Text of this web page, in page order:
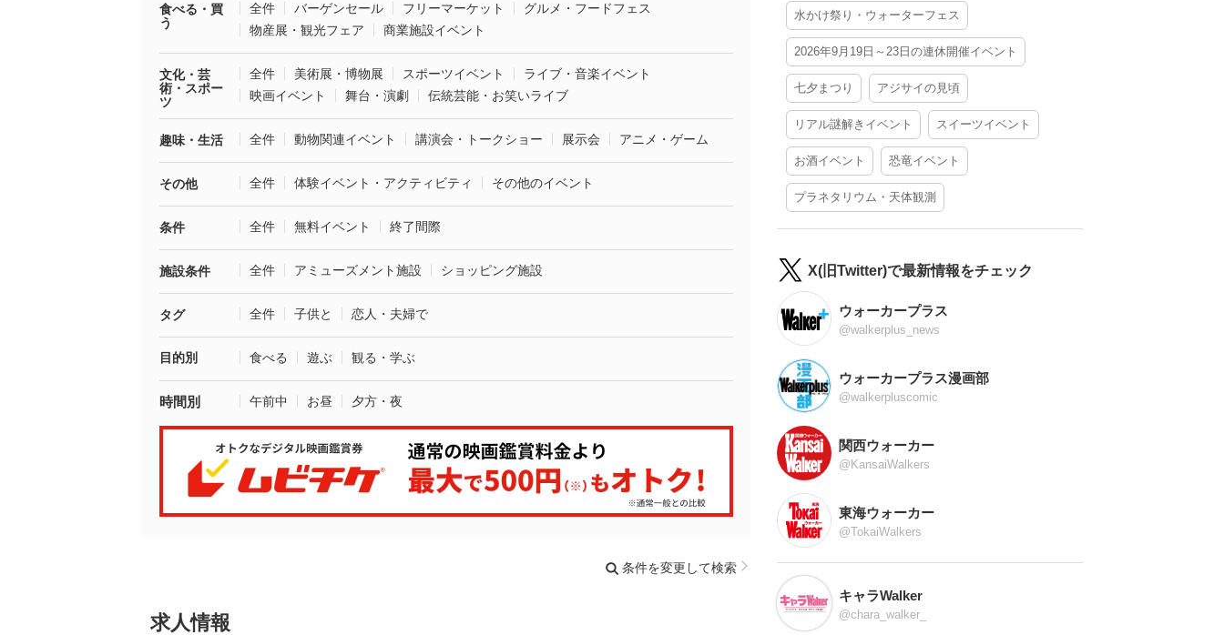
食べる・買
う
全件 バーゲンセール フリーマーケット
グルメ・フードフェス
物産展・観光フェア
商業施設イベント
文化・芸
術・スポー
ツ
全件 美術展・博物展 スポーツイベント
ライブ・音楽イベント
映画イベント
舞台・演劇 伝統芸能・お笑いライブ
趣味・生活 全件 動物関連イベント 講演会・トークショー 展示会 アニメ・ゲーム
その他 全件 体験イベント・アクティビティ その他のイベント
条件 全件 無料イベント 終了間際
施設条件 全件 アミューズメント施設 ショッピング施設
タグ 全件 子供と 恋人・夫婦で
目的別 食べる 遊ぶ 観る・学ぶ
時間別 午前中 お昼 夕方・夜
条件を変更して検索
求人情報
水かけ祭り・ウォーターフェス
2026年9月19日～23日の連休開催イベント
七夕まつり アジサイの見頃
リアル謎解きイベント スイーツイベント
お酒イベント 恐竜イベント
プラネタリウム・天体観測
X(旧Twitter)で最新情報をチェック
ウォーカープラス
@walkerplus_news
ウォーカープラス漫画部
@walkerpluscomic
関西ウォーカー
@KansaiWalkers
東海ウォーカー
@TokaiWalkers
キャラWalker
@chara_walker_